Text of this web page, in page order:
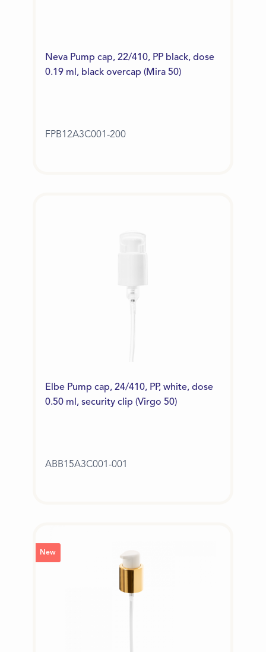
Neva Pump cap, 22/410, PP black, dose
0.19 ml, black overcap (Mira 50)
FPB12A3C001-200
Elbe Pump cap, 24/410, PP, white, dose
0.50 ml, security clip (Virgo 50)
ABB15A3C001-001
New